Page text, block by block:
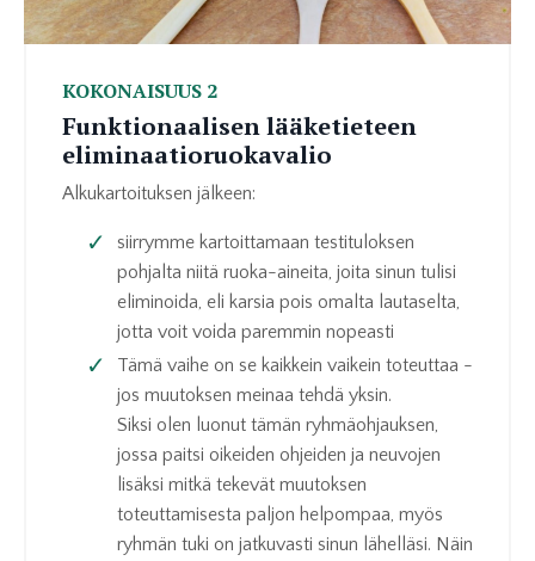
KOKONAISUUS 2
Funktionaalisen lääketieteen
eliminaatioruokavalio
Alkukartoituksen jälkeen:
siirrymme kartoittamaan testituloksen
pohjalta niitä ruoka-aineita, joita sinun tulisi
eliminoida, eli karsia pois omalta lautaselta,
jotta voit voida paremmin nopeasti
Tämä vaihe on se kaikkein vaikein toteuttaa -
jos muutoksen meinaa tehdä yksin.
Siksi olen luonut tämän ryhmäohjauksen,
jossa paitsi oikeiden ohjeiden ja neuvojen
lisäksi mitkä tekevät muutoksen
toteuttamisesta paljon helpompaa, myös
ryhmän tuki on jatkuvasti sinun lähelläsi. Näin